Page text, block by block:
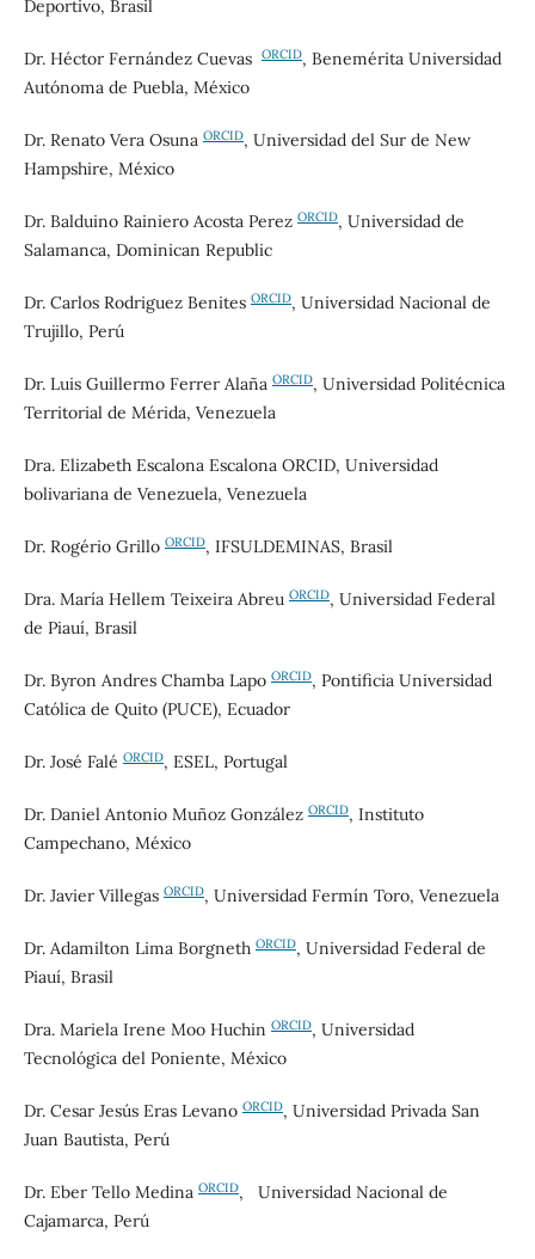
Deportivo, Brasil
Dr. Héctor Fernández Cuevas ORCID, Benemérita Universidad
Autónoma de Puebla, México
Dr. Renato Vera Osuna ORCID, Universidad del Sur de New
Hampshire, México
Dr. Balduino Rainiero Acosta Perez ORCID, Universidad de
Salamanca, Dominican Republic
Dr. Carlos Rodriguez Benites ORCID, Universidad Nacional de
Trujillo, Perú
Dr. Luis Guillermo Ferrer Alaña ORCID, Universidad Politécnica
Territorial de Mérida, Venezuela
Dra. Elizabeth Escalona Escalona ORCID, Universidad
bolivariana de Venezuela, Venezuela
Dr. Rogério Grillo ORCID, IFSULDEMINAS, Brasil
Dra. María Hellem Teixeira Abreu ORCID, Universidad Federal
de Piauí, Brasil
Dr. Byron Andres Chamba Lapo ORCID, Pontificia Universidad
Católica de Quito (PUCE), Ecuador
Dr. José Falé ORCID, ESEL, Portugal
Dr. Daniel Antonio Muñoz González ORCID, Instituto
Campechano, México
Dr. Javier Villegas ORCID, Universidad Fermín Toro, Venezuela
Dr. Adamilton Lima Borgneth ORCID, Universidad Federal de
Piauí, Brasil
Dra. Mariela Irene Moo Huchin ORCID, Universidad
Tecnológica del Poniente, México
Dr. Cesar Jesús Eras Levano ORCID, Universidad Privada San
Juan Bautista, Perú
Dr. Eber Tello Medina ORCID, Universidad Nacional de
Cajamarca, Perú